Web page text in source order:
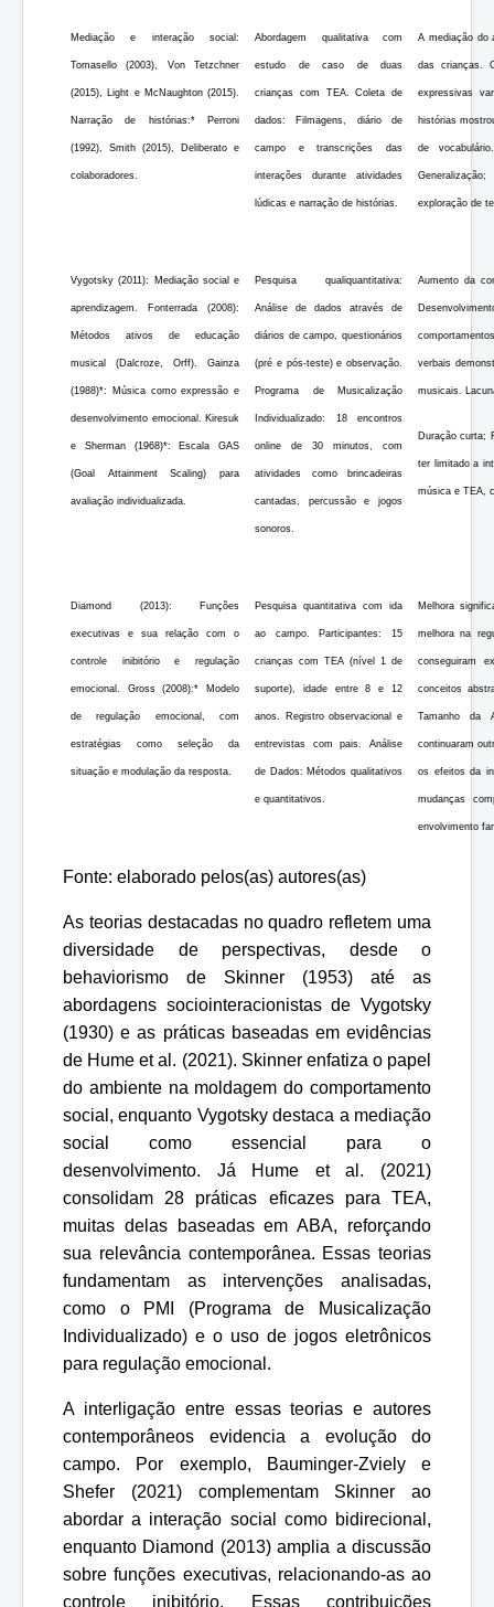
Mediação e interação social:
Tomasello (2003), Von Tetzchner
(2015), Light e McNaughton (2015).
Narração de histórias:* Perroni
(1992), Smith (2015), Deliberato e
colaboradores.
Abordagem qualitativa com
estudo de caso de duas
crianças com TEA. Coleta de
dados: Filmagens, diário de
campo e transcrições das
interações durante atividades
lúdicas e narração de histórias.
A mediação do
das crianças.
expressivas
histórias
de
exploração de
Vygotsky (2011): Mediação social e
aprendizagem. Fonterrada (2008):
Métodos ativos de educação
musical (Dalcroze, Orff). Gainza
(1988)*: Música como expressão e
desenvolvimento emocional. Kiresuk
e Sherman (1968)*: Escala GAS
(Goal Attainment Scaling) para
avaliação individualizada.
Pesquisa qualiquantitativa:
Análise de dados através de
diários de campo, questionários
(pré e pós-teste) e observação.
Programa de Musicalização
Individualizado: 18 encontros
online de 30 minutos, com
atividades como brincadeiras
cantadas, percussão e jogos
sonoros.
Aumento da
verbais
musicais.
Duração curta;
ter limitado a
música e TEA,
Diamond (2013): Funções
executivas e sua relação com o
controle inibitório e regulação
emocional. Gross (2008):* Modelo
de regulação emocional, com
estratégias como seleção da
situação e modulação da resposta.
Pesquisa quantitativa com ida
ao campo. Participantes: 15
crianças com TEA (nível 1 de
suporte), idade entre 8 e 12
anos. Registro observacional e
entrevistas com pais. Análise
de Dados: Métodos qualitativos
e quantitativos.
Melhora
melhora na
conseguiram
conceitos
Tamanho da
continuaram
os efeitos da
mudanças
envolvimento
Fonte: elaborado pelos(as) autores(as)
As teorias destacadas no quadro refletem uma
diversidade de perspectivas, desde o
behaviorismo de Skinner (1953) até as
abordagens sociointeracionistas de Vygotsky
(1930) e as práticas baseadas em evidências
de Hume et al. (2021). Skinner enfatiza o papel
do ambiente na moldagem do comportamento
social, enquanto Vygotsky destaca a mediação
social como essencial para o
desenvolvimento. Já Hume et al. (2021)
consolidam 28 práticas eficazes para TEA,
muitas delas baseadas em ABA, reforçando
sua relevância contemporânea. Essas teorias
fundamentam as intervenções analisadas,
como o PMI (Programa de Musicalização
Individualizado) e o uso de jogos eletrônicos
para regulação emocional.
A interligação entre essas teorias e autores
contemporâneos evidencia a evolução do
campo. Por exemplo, Bauminger-Zviely e
Shefer (2021) complementam Skinner ao
abordar a interação social como bidirecional,
enquanto Diamond (2013) amplia a discussão
sobre funções executivas, relacionando-as ao
controle inibitório. Essas contribuições